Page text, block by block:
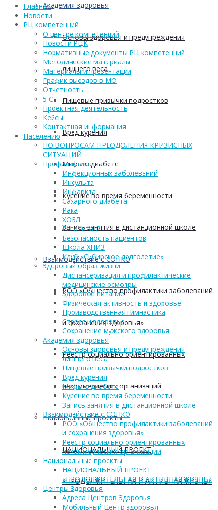
Академия здоровья
Основы здоровья и предупреждения
лишнего веса
Пищевые привычки подростков
Вред курения
Мифы о диабете
Курение во время беременности
Запись занятия в дистанционной школе
Взаимодействие с СОНКО
РОО «Общество профилактики заболеваний
и сохранения здоровья»
Реестр социально ориентированных
некоммерческих организаций
Национальные проекты
НАЦИОНАЛЬНЫЙ ПРОЕКТ
«ПРОДОЛЖИТЕЛЬНАЯ И АКТИВНАЯ ЖИЗНЬ»
Главная
Новости
РЦ компетенций
О центре компетенций
Новости РЦК
Нормативные документы РЦ компетенций
Методические материалы
Материалы и презентации
График выездов в МО
Отчетность
5 С
Проектная деятельность
Кейсы
Контактная информация
Населению
ПО ВОПРОСАМ ПРЕОДОЛЕНИЯ КРИЗИСНЫХ
СИТУАЦИЙ
Профилактика
Инфекционных заболеваний
Инсульта
Инфаркта
Сахарного диабета
Рака
ХОБЛ
Гепатита С
Безопасность пациентов
Школа ХНИЗ
Клуб «Сибирское долголетие»
Здоровый образ жизни
Диспансеризация и профилактические
медицинские осмотры
Здоровое питание
Физическая активность и здоровье
Производственная гимнастика
Стресс и здоровье
Сохранение мужского здоровья
Академия здоровья
Основы здоровья и предупреждения
лишнего веса
Пищевые привычки подростков
Вред курения
Мифы о диабете
Курение во время беременности
Запись занятия в дистанционной школе
Взаимодействие с СОНКО
РОО «Общество профилактики заболеваний
и сохранения здоровья»
Реестр социально ориентированных
некоммерческих организаций
Национальные проекты
НАЦИОНАЛЬНЫЙ ПРОЕКТ
«ПРОДОЛЖИТЕЛЬНАЯ И АКТИВНАЯ ЖИЗНЬ»
Центры Здоровья
Адреса Центров Здоровья
Мобильный Центр здоровья